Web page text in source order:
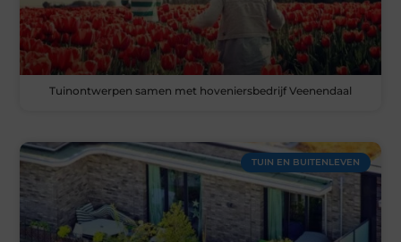
Tuinontwerpen samen met hoveniersbedrijf Veenendaal
TUIN EN BUITENLEVEN